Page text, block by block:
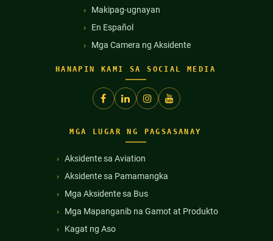
Makipag-ugnayan
En Español
Mga Camera ng Aksidente
HANAPIN KAMI SA SOCIAL MEDIA
MGA LUGAR NG PAGSASANAY
Aksidente sa Aviation
Aksidente sa Pamamangka
Mga Aksidente sa Bus
Mga Mapanganib na Gamot at Produkto
Kagat ng Aso